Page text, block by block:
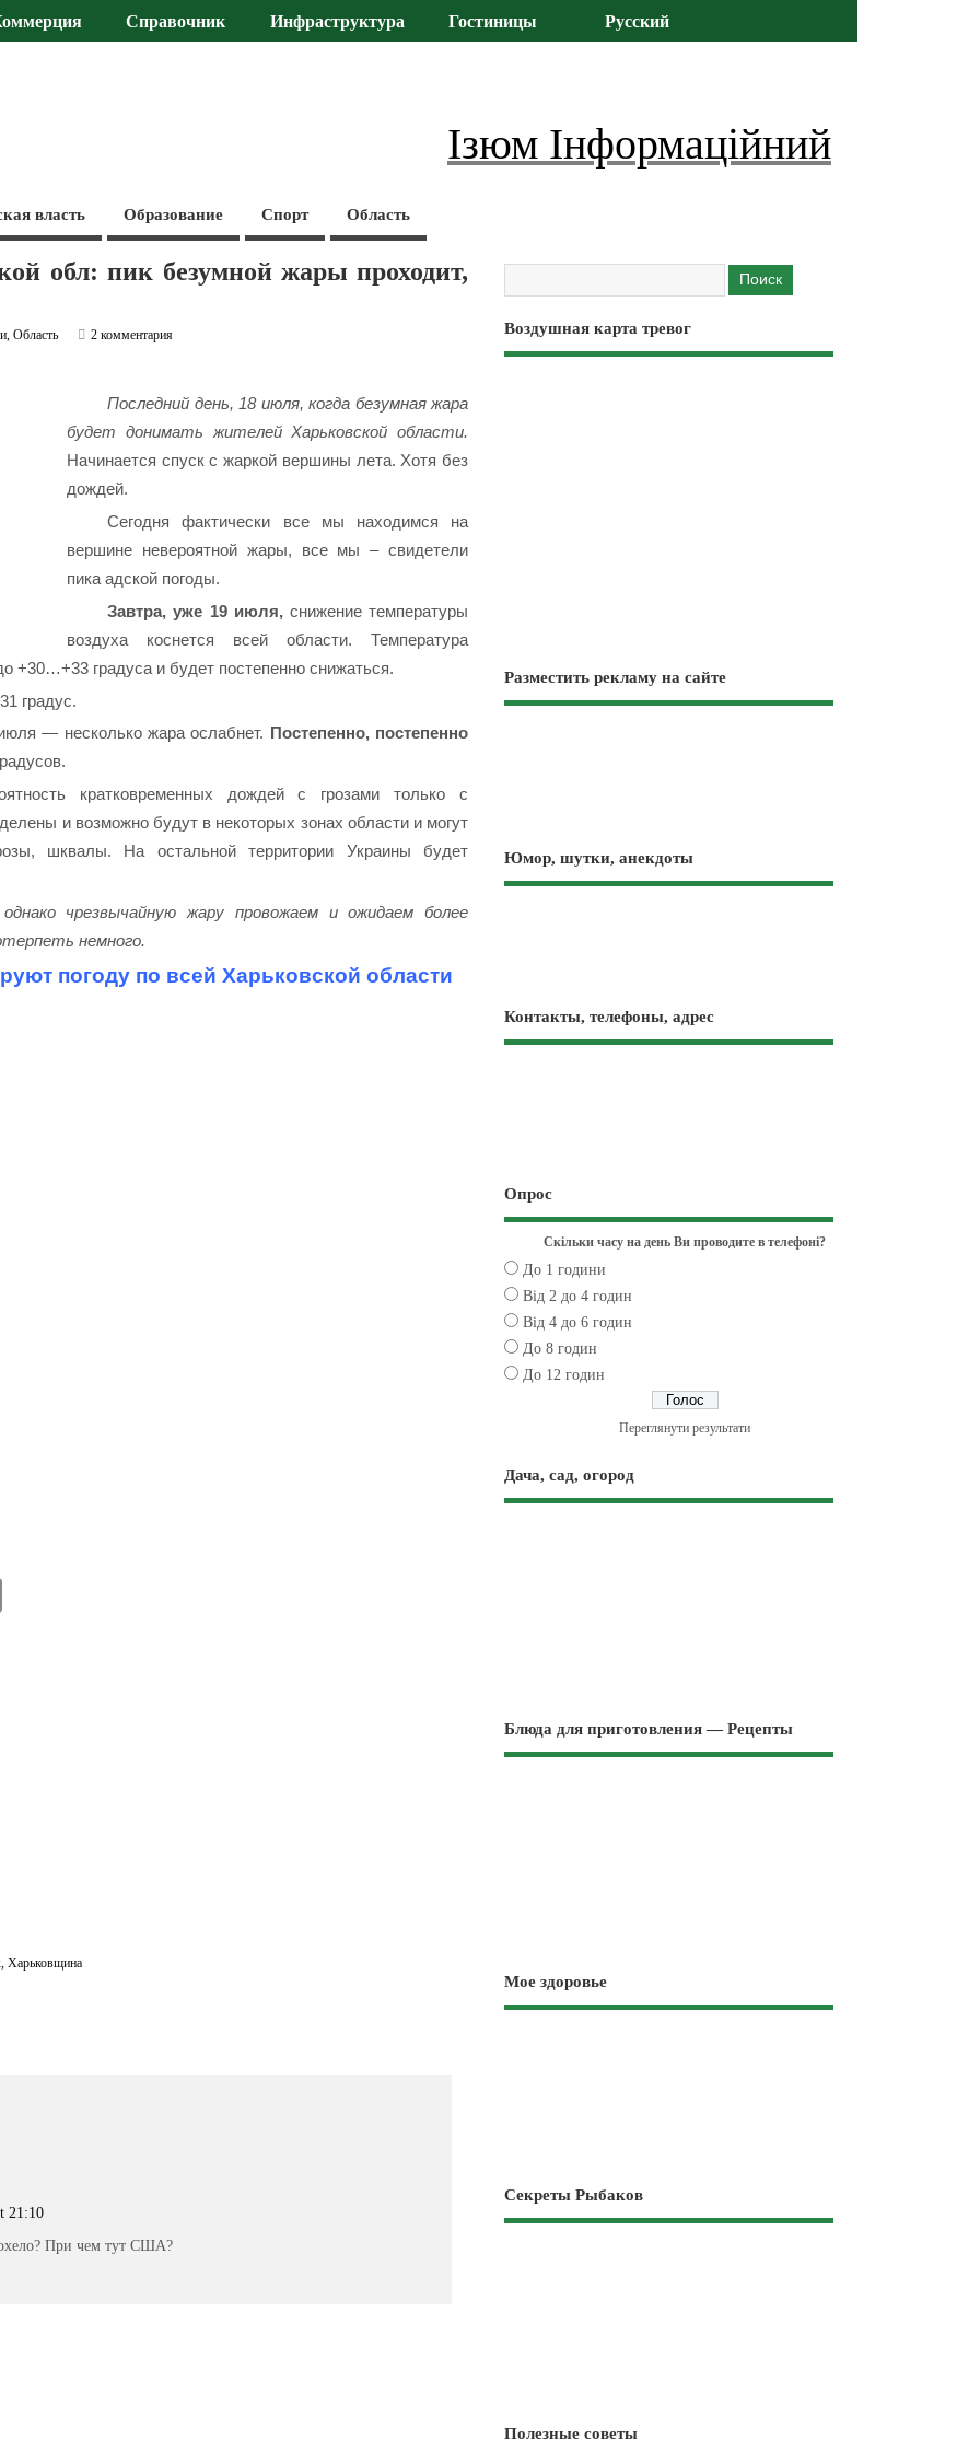
Справочник Инфраструктура Гостиницы Русский
Ізюм Інформаційний
власть Образование Спорт Область
обл: пик безумной жары проходит,
,Область
2 комментария
Последний день, 18 июля, когда безумная жара
будет донимать жителей Харьковской области.
Начинается спуск с жаркой вершины лета. Хотя без
дождей.
Сегодня фактически все мы находимся на
вершине невероятной жары, все мы – свидетели
пика адской погоды.
Завтра, уже 19 июля,снижение температуры
воздуха коснется всей области. Температура
+30…+33 градуса и будет постепенно снижаться.
градус.
— несколько жара ослабнет. Постепенно, постепенно
кратковременных дождей с грозами только с
и возможно будут в некоторых зонах области и могут
шквалы. На остальной территории Украины будет
чрезвычайную жару провожаем и ожидаем более
немного.
погоду по всей Харьковской области
,Харьковщина
21:10
При чем тут США?
Воздушная карта тревог
Разместить рекламу на сайте
Юмор, шутки, анекдоты
Контакты, телефоны, адрес
Опрос
Скільки часу на день Ви проводите в телефоні?
До 1 години
Від 2 до 4 годин
Від 4 до 6 годин
До 8 годин
До 12 годин
Переглянути результати
Дача, сад, огород
Блюда для приготовления — Рецепты
Мое здоровье
Секреты Рыбаков
Полезные советы